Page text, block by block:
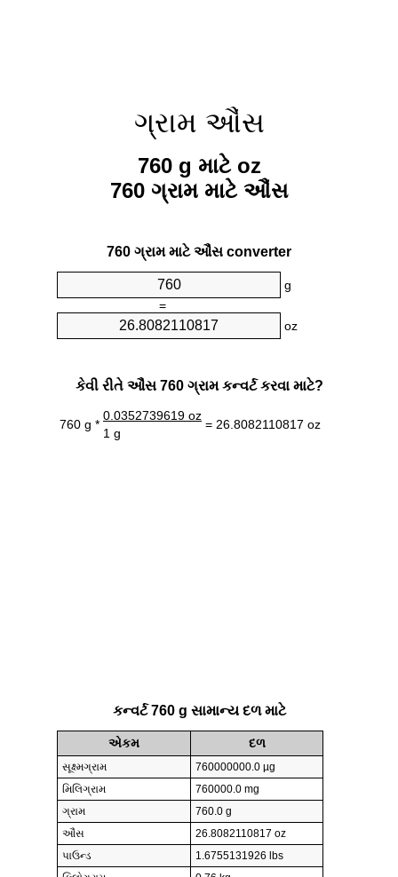
ગ્રામ ઔંસ
760 g માટે oz
760 ગ્રામ માટે ઔંસ
760 ગ્રામ માટે ઔંસ converter
g
=
oz
કેવી રીતે ઔંસ 760 ગ્રામ કન્વર્ટ કરવા માટે?
760 g *
0.0352739619 oz
= 26.8082110817 oz
1 g
કન્વર્ટ 760 g સામાન્ય દળ માટે
એકમ દળ
સૂક્ષ્મગ્રામ
760000000.0 µg
મિલિગ્રામ
760000.0 mg
ગ્રામ
760.0 g
ઔંસ
26.8082110817 oz
પાઉન્ડ
1.6755131926 lbs